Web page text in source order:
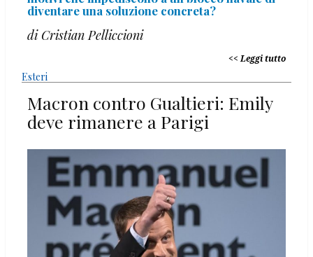
diventare una soluzione concreta?
di Cristian Pelliccioni
Leggi tutto
Esteri
Macron contro Gualtieri: Emily
deve rimanere a Parigi